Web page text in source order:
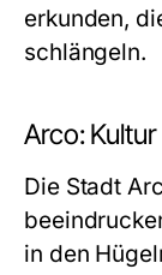
erkunden,
schlängeln.
Arco:
Die Stadt
in den